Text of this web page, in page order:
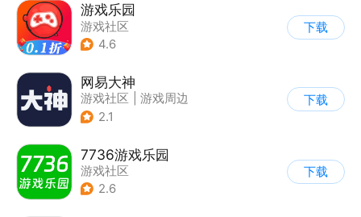
游戏乐园
游戏社区
4.6
下载
网易大神
游戏社区
游戏周边
2.1
下载
7736游戏乐园
游戏社区
2.6
下载